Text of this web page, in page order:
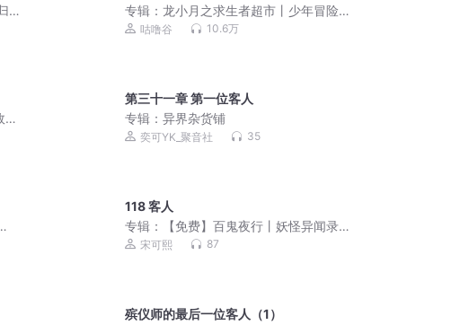
专辑：龙小月之求生者超市丨少年冒险
丨顾寒渊咕噜谷
咕噜谷 10.6万
第三十一章 第一位客人
专辑：异界杂货铺
奕可YK_聚音社 35
118 客人
专辑：
【免费】百鬼夜行丨妖怪异闻录
丨人与妖的羁绊
宋可熙 87
殡仪师的最后一位客人（1）